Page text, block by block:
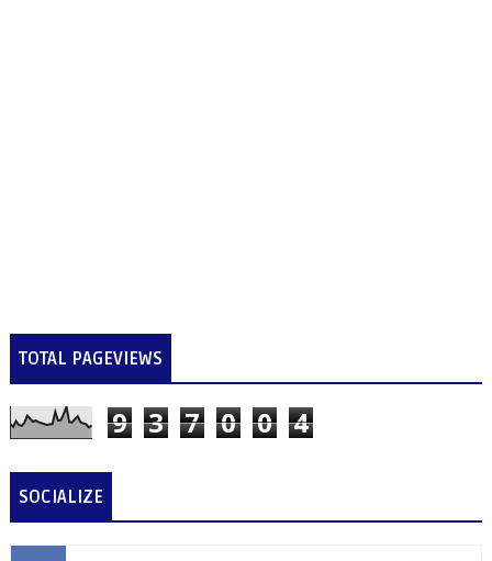
TOTAL PAGEVIEWS
9 3 7 0 0 4
SOCIALIZE